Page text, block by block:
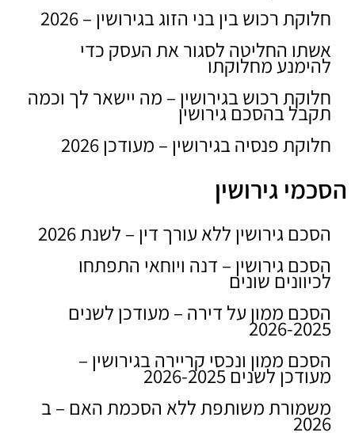
חלוקת רכוש בין בני הזוג בגירושין – 2026
אשתו החליטה לסגור את העסק כדי
להימנע מחלוקתו
חלוקת רכוש בגירושין – מה יישאר לך וכמה
תקבל בהסכם גירושין
חלוקת פנסיה בגירושין – מעודכן 2026
הסכמי גירושין
הסכם גירושין ללא עורך דין – לשנת 2026
הסכם גירושין – דנה ויוחאי התפתחו
לכיוונים שונים
הסכם ממון על דירה – מעודכן לשנים
2026-2025
הסכם ממון ונכסי קריירה בגירושין –
מעודכן לשנים 2026-2025
משמורת משותפת ללא הסכמת האם – ב
2026